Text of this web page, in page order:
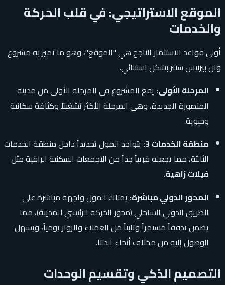
الموقع الاستراتيجي: في قلب الحركة
والخدمات
أولى قواعد الاستثمار الناجح هي "الموقع"، وهو ما تميز به مشروع
وان بيزنيس سنتر بشكل استثنائي.
المرحلة الأولى: يقع المشروع في المرحلة الأولى من مدينة
المنصورة الجديدة، وهي المرحلة الأكثر تشغيلاً وكثافة سكانية
وحيوية.
منطقة الخدمات 3:
يتواجد المول تحديداً داخل منطقة الخدمات
الثالثة، مما يجعله قريباً جداً من التجمعات السكنية الراقية مثل
فيلات زاهية.
المحور الدولي مباشرة: يمتلك المول واجهة مباشرة على
الطريق الدولي الساحلي (محور الحركة الرئيسي للمدينة)، مما
يضمن تدفقاً مستمراً وثابتاً من العملاء والزوار يومياً، ويسهل
الوصول إليه من مختلف أنحاء الدلتا.
التصميم الذكي وتقسيم الوحدات